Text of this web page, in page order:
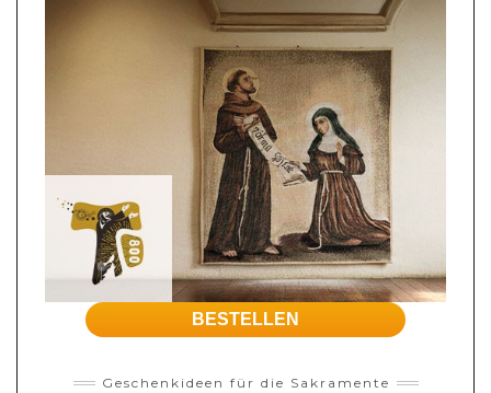
BESTELLEN
Geschenkideen für die Sakramente